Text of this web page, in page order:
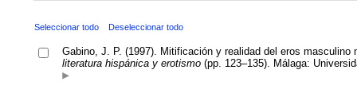
Seleccionar todo Deseleccionar todo
Gabino, J. P. (1997). Mitificación y realidad del eros
literatura hispánica y erotismo(pp. 123–135). Málaga: